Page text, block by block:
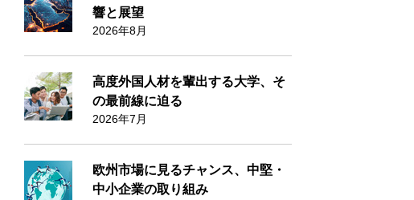
響と展望
2026年8月
高度外国人材を輩出する大学、そ
の最前線に迫る
2026年7月
欧州市場に見るチャンス、中堅・
中小企業の取り組み